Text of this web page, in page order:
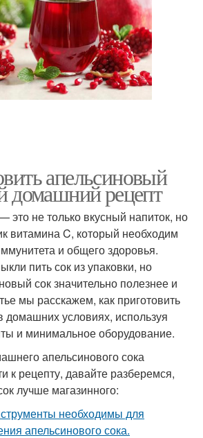
апельсиновый
домашний рецепт
это не только вкусный напиток, но
витамина C, который необходим
и общего здоровья.
пить сок из упаковки, но
сок значительно полезнее и
мы расскажем, как приготовить
домашних условиях, используя
и минимальное оборудование.
апельсинового сока
к рецепту, давайте разберемся,
лучше магазинного: